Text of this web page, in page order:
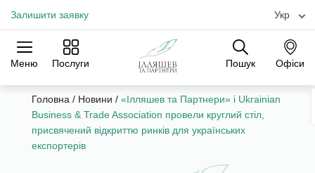
Залишити заявку Укр
Меню Послуги Пошук Офіси
Практики Галузі
Офіси
Головна / Новини / «Ілляшев та Партнери» і Ukrainian
Business & Trade Association провели круглий стіл,
присвячений відкриттю ринків для українських
експортерів